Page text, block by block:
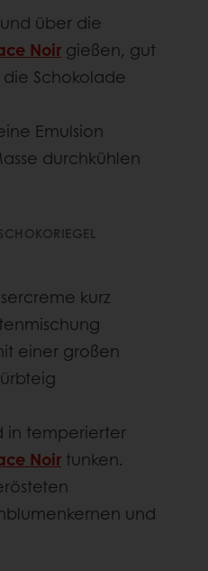
über die
Noir gießen, gut
Schokolade
Emulsion
durchkühlen
kurz
einer großen
in temperierter
Noir tunken.
und